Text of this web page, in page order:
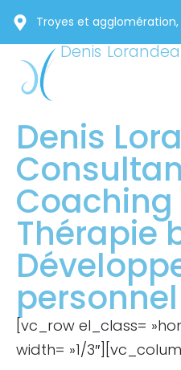
Troyes et agglomération,
Denis
Denis
Coaching
Thérapie
personnel
[vc_row el_class=
width= »1/